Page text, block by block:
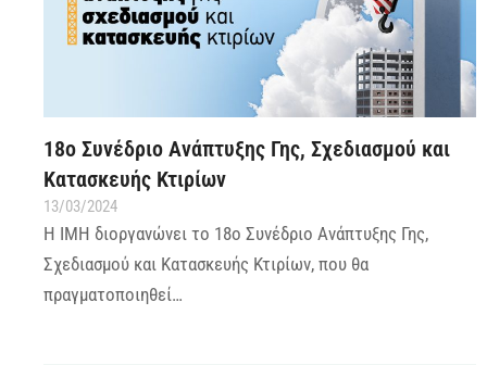
18ο Συνέδριο Ανάπτυξης Γης, Σχεδιασμού και
Κατασκευής Κτιρίων
13/03/2024
Η IMH διοργανώνει το 18ο Συνέδριο Ανάπτυξης Γης,
Σχεδιασμού και Κατασκευής Κτιρίων, που θα
πραγματοποιηθεί…